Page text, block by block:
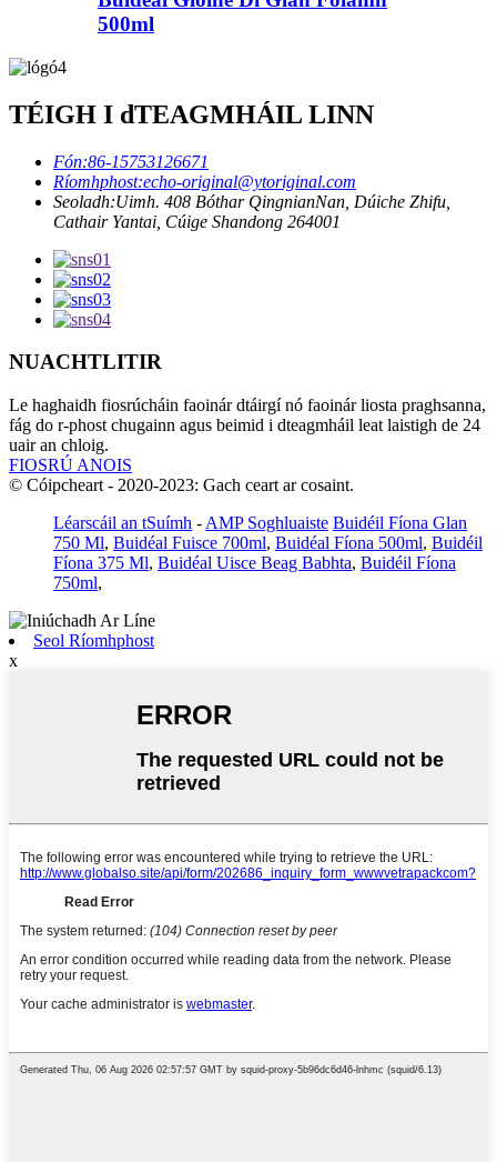
500ml
TÉIGH I dTEAGMHÁIL LINN
Fón:86-15753126671
Ríomhphost:echo-original@ytoriginal.com
Seoladh:Uimh. 408 Bóthar QingnianNan, Dúiche Zhifu,
Cathair Yantai, Cúige Shandong 264001
NUACHTLITIR
Le haghaidh fiosrúcháin faoinár dtáirgí nó faoinár liosta praghsanna,
fág do r-phost chugainn agus beimid i dteagmháil leat laistigh de 24
uair an chloig.
FIOSRÚ ANOIS
© Cóipcheart - 2020-2023: Gach ceart ar cosaint.
Léarscáil an tSuímh - AMP Soghluaiste Buidéil Fíona Glan
750 Ml, Buidéal Fuisce 700ml, Buidéal Fíona 500ml, Buidéil
Fíona 375 Ml, Buidéal Uisce Beag Babhta, Buidéil Fíona
750ml,
Seol Ríomhphost
x